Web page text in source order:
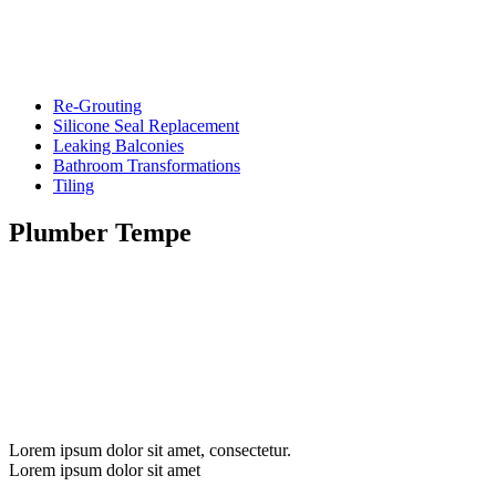
Re-Grouting
Silicone Seal Replacement
Leaking Balconies
Bathroom Transformations
Tiling
Plumber Tempe
Lorem ipsum dolor sit amet, consectetur.
Lorem ipsum dolor sit amet